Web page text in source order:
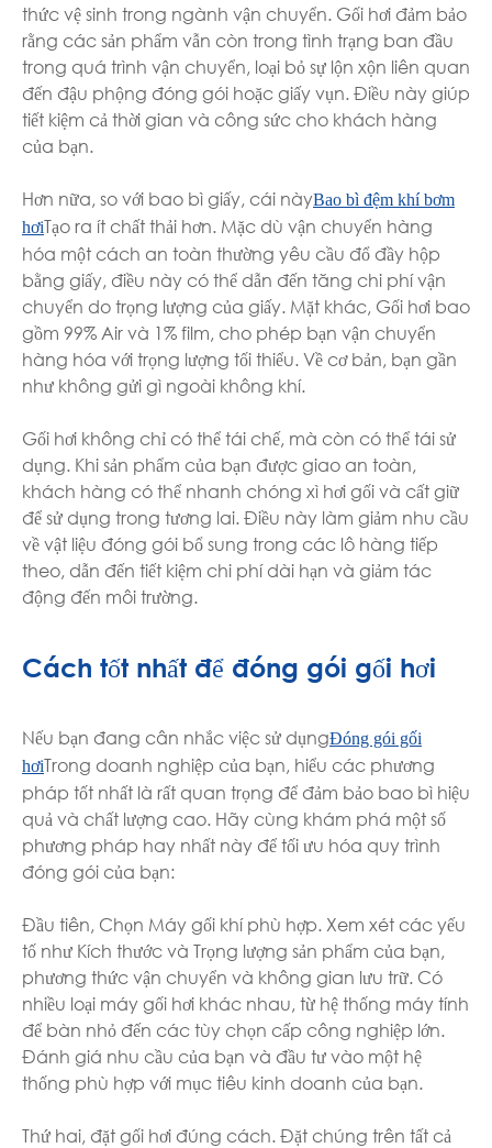
thức vệ sinh trong ngành vận chuyển. Gối hơi đảm bảo
rằng các sản phẩm vẫn còn trong tình trạng ban đầu
trong quá trình vận chuyển, loại bỏ sự lộn xộn liên quan
đến đậu phộng đóng gói hoặc giấy vụn. Điều này giúp
tiết kiệm cả thời gian và công sức cho khách hàng
của bạn.
Hơn nữa, so với bao bì giấy, cái nàyBao bì đệm khí bơm
hơiTạo ra ít chất thải hơn. Mặc dù vận chuyển hàng
hóa một cách an toàn thường yêu cầu đổ đầy hộp
bằng giấy, điều này có thể dẫn đến tăng chi phí vận
chuyển do trọng lượng của giấy. Mặt khác, Gối hơi bao
gồm 99% Air và 1% film, cho phép bạn vận chuyển
hàng hóa với trọng lượng tối thiểu. Về cơ bản, bạn gần
như không gửi gì ngoài không khí.
Gối hơi không chỉ có thể tái chế, mà còn có thể tái sử
dụng. Khi sản phẩm của bạn được giao an toàn,
khách hàng có thể nhanh chóng xì hơi gối và cất giữ
để sử dụng trong tương lai. Điều này làm giảm nhu cầu
về vật liệu đóng gói bổ sung trong các lô hàng tiếp
theo, dẫn đến tiết kiệm chi phí dài hạn và giảm tác
động đến môi trường.
Cách tốt nhất để đóng gói gối hơi
Nếu bạn đang cân nhắc việc sử dụngĐóng gói gối
hơiTrong doanh nghiệp của bạn, hiểu các phương
pháp tốt nhất là rất quan trọng để đảm bảo bao bì hiệu
quả và chất lượng cao. Hãy cùng khám phá một số
phương pháp hay nhất này để tối ưu hóa quy trình
đóng gói của bạn:
Đầu tiên, Chọn Máy gối khí phù hợp. Xem xét các yếu
tố như Kích thước và Trọng lượng sản phẩm của bạn,
phương thức vận chuyển và không gian lưu trữ. Có
nhiều loại máy gối hơi khác nhau, từ hệ thống máy tính
để bàn nhỏ đến các tùy chọn cấp công nghiệp lớn.
Đánh giá nhu cầu của bạn và đầu tư vào một hệ
thống phù hợp với mục tiêu kinh doanh của bạn.
Thứ hai, đặt gối hơi đúng cách. Đặt chúng trên tất cả